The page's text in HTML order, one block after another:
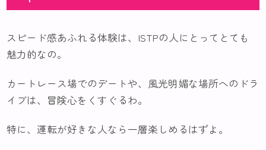
スピード感あふれる体験は、ISTPの人にとってとても
魅力的なの。
カートレース場でのデートや、風光明媚な場所へのドラ
イブは、冒険心をくすぐるわ。
特に、運転が好きな人なら一層楽しめるはずよ。